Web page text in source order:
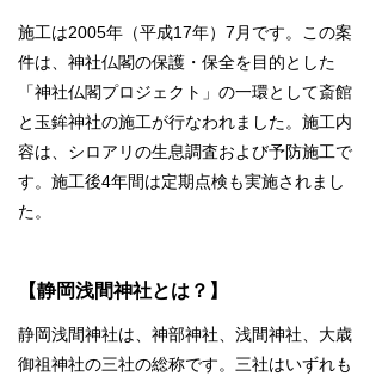
施工は2005年（平成17年）7月です。この案
件は、神社仏閣の保護・保全を目的とした
「神社仏閣プロジェクト」の一環として斎館
と玉鉾神社の施工が行なわれました。施工内
容は、シロアリの生息調査および予防施工で
す。施工後4年間は定期点検も実施されまし
た。
【静岡浅間神社とは？】
静岡浅間神社は、神部神社、浅間神社、大歳
御祖神社の三社の総称です。三社はいずれも